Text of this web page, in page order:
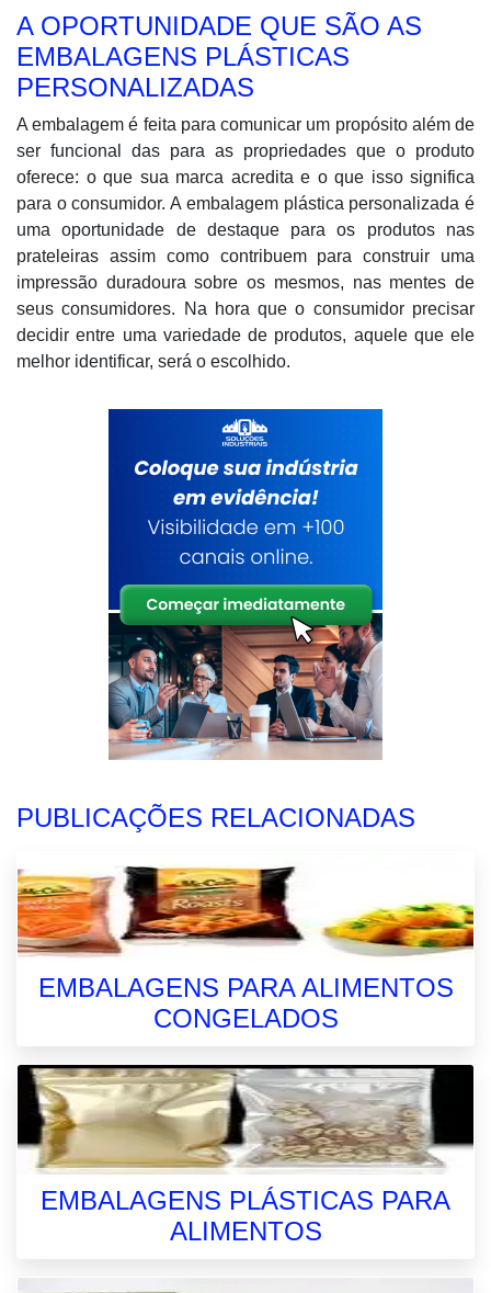
A OPORTUNIDADE QUE SÃO AS
EMBALAGENS PLÁSTICAS
PERSONALIZADAS
A embalagem é feita para comunicar um propósito além de
ser funcional das para as propriedades que o produto
oferece: o que sua marca acredita e o que isso significa
para o consumidor. A embalagem plástica personalizada é
uma oportunidade de destaque para os produtos nas
prateleiras assim como contribuem para construir uma
impressão duradoura sobre os mesmos, nas mentes de
seus consumidores. Na hora que o consumidor precisar
decidir entre uma variedade de produtos, aquele que ele
melhor identificar, será o escolhido.
PUBLICAÇÕES RELACIONADAS
EMBALAGENS PARA ALIMENTOS
CONGELADOS
EMBALAGENS PLÁSTICAS PARA
ALIMENTOS